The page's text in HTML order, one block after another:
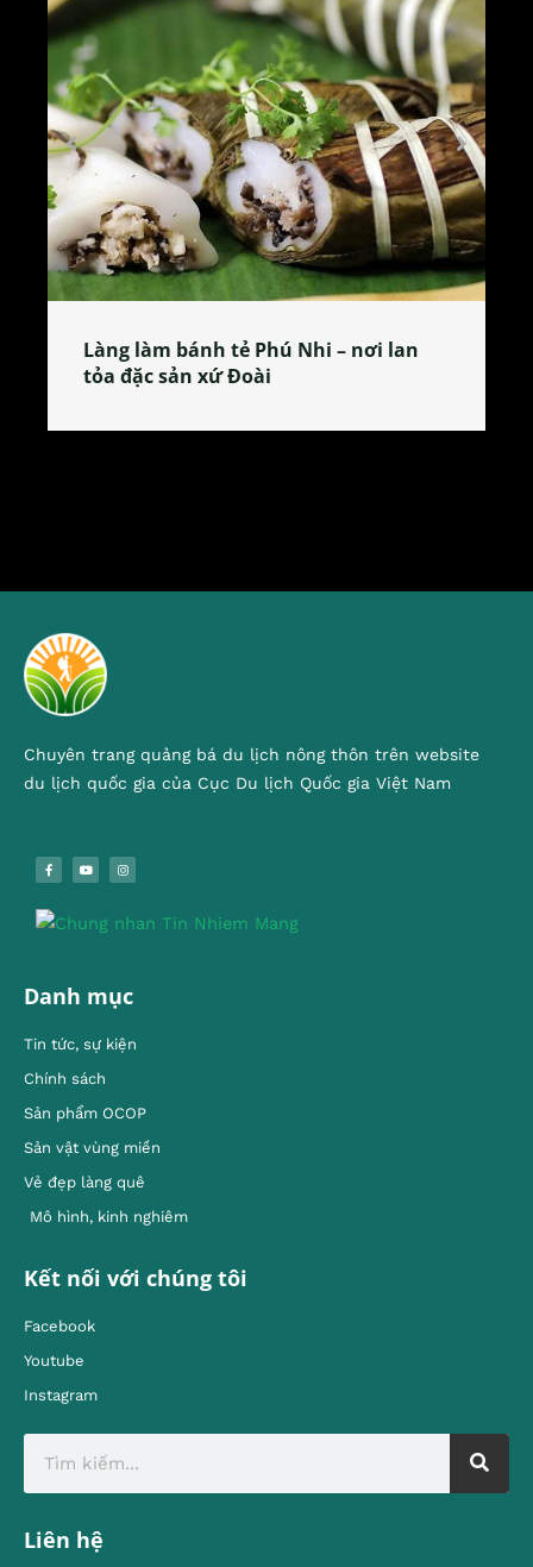
Làng làm bánh tẻ Phú Nhi – nơi lan
tỏa đặc sản xứ Đoài
Chuyên trang quảng bá du lịch nông thôn trên website
du lịch quốc gia của Cục Du lịch Quốc gia Việt Nam
Danh mục
Tin tức, sự kiện
Chính sách
Sản phẩm OCOP
Sản vật vùng miền
Vẻ đẹp làng quê
Mô hình, kinh nghiêm
Kết nối với chúng tôi
Facebook
Youtube
Instagram
Liên hệ